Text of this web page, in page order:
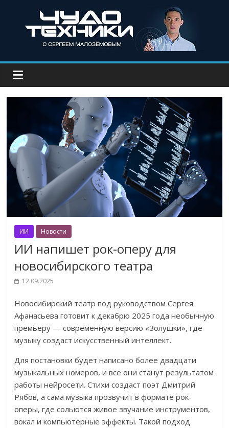
ИИ Новости
ИИ напишет рок-оперу для
новосибирского театра
12.09.2025
Новосибирский театр под руководством Сергея
Афанасьева готовит к декабрю 2025 года необычную
премьеру — современную версию «Золушки», где
музыку создаст искусственный интеллект.
Для постановки будет написано более двадцати
музыкальных номеров, и все они станут результатом
работы нейросети. Стихи создаст поэт Дмитрий
Рябов, а сама музыка прозвучит в формате рок-
оперы, где сольются живое звучание инструментов,
вокал и компьютерные эффекты. Такой подход